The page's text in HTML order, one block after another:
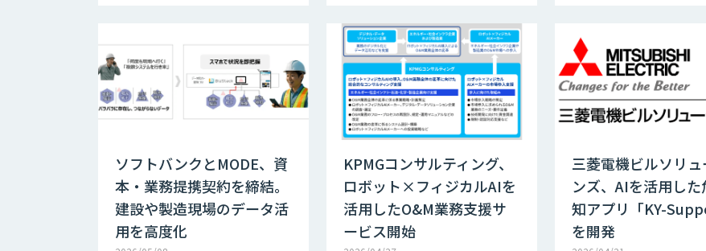
ソフトバンクとMODE、資
本・業務提携契約を締結。
建設や製造現場のデータ活
用を高度化
KPMGコンサルティング、
ロボット×フィジカルAIを
活用したO&M業務支援サ
ービス開始
三菱電機ビルソリュ
ンズ、AIを活用した
知アプリ「KY-
を開発